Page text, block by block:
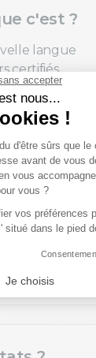
c'est ?
langue
certifiés,
de
utile ?
sont
selon
mises en